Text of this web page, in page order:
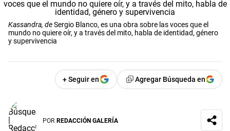
Kassandra, deSergio Blanco, es una obra sobre las voces que el
mundo no quiere oír, y a través del mito, habla de identidad, género
y supervivencia
+ Seguir en Agregar Búsqueda en
POR REDACCIÓN GALERÍA